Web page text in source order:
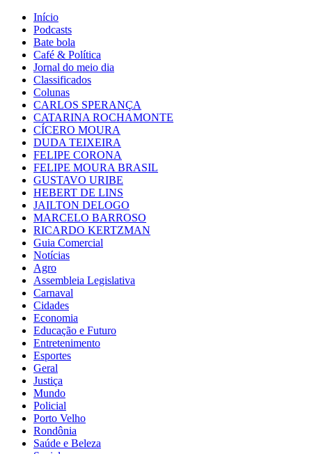
Início
Podcasts
Bate bola
Café & Política
Jornal do meio dia
Classificados
Colunas
CARLOS SPERANÇA
CATARINA ROCHAMONTE
CÍCERO MOURA
DUDA TEIXEIRA
FELIPE CORONA
FELIPE MOURA BRASIL
GUSTAVO URIBE
HEBERT DE LINS
JAILTON DELOGO
MARCELO BARROSO
RICARDO KERTZMAN
Guia Comercial
Notícias
Agro
Assembleia Legislativa
Carnaval
Cidades
Economia
Educação e Futuro
Entretenimento
Esportes
Geral
Justiça
Mundo
Policial
Porto Velho
Rondônia
Saúde e Beleza